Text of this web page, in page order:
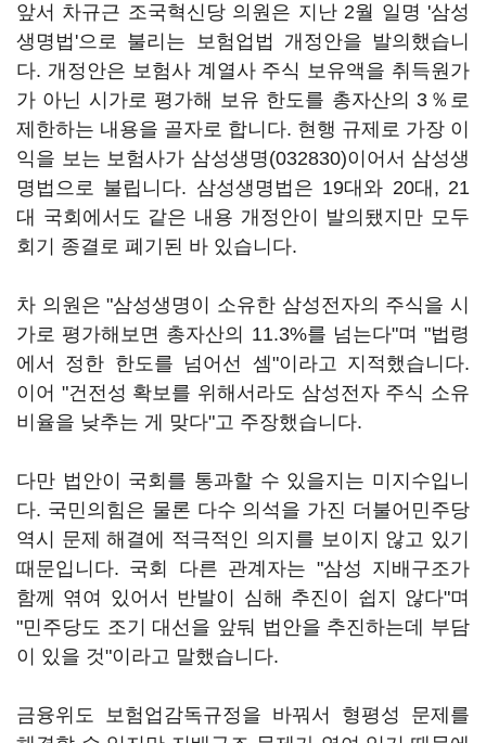
앞서 차규근 조국혁신당 의원은 지난 2월 일명 '삼성
생명법'으로 불리는 보험업법 개정안을 발의했습니
다. 개정안은 보험사 계열사 주식 보유액을 취득원가
가 아닌 시가로 평가해 보유 한도를 총자산의 3％로
제한하는 내용을 골자로 합니다. 현행 규제로 가장 이
익을 보는 보험사가 삼성생명(032830)이어서 삼성생
명법으로 불립니다. 삼성생명법은 19대와 20대, 21
대 국회에서도 같은 내용 개정안이 발의됐지만 모두
회기 종결로 폐기된 바 있습니다.
차 의원은 "삼성생명이 소유한 삼성전자의 주식을 시
가로 평가해보면 총자산의 11.3%를 넘는다"며 "법령
에서 정한 한도를 넘어선 셈"이라고 지적했습니다.
이어 "건전성 확보를 위해서라도 삼성전자 주식 소유
비율을 낮추는 게 맞다"고 주장했습니다.
다만 법안이 국회를 통과할 수 있을지는 미지수입니
다. 국민의힘은 물론 다수 의석을 가진 더불어민주당
역시 문제 해결에 적극적인 의지를 보이지 않고 있기
때문입니다. 국회 다른 관계자는 "삼성 지배구조가
함께 엮여 있어서 반발이 심해 추진이 쉽지 않다"며
"민주당도 조기 대선을 앞둬 법안을 추진하는데 부담
이 있을 것"이라고 말했습니다.
금융위도 보험업감독규정을 바꿔서 형평성 문제를